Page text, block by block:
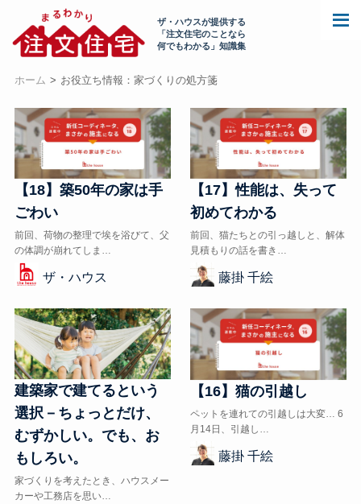
ザ・ハウスが提供する
「注文住宅のことなら
何でもわかる」知識集
ホーム お役立ち情報：家づくりの処方箋
【18】築50年の家は手
ごわい
前回、荷物の整理で埃を浴びて、父
の体調が崩れてしま…
ザ・ハウス
【17】性能は、失って
初めてわかる
前回、猫たちとの引っ越しと、解体
見積もりの話を書き…
藤掛 千絵
建築家で建てるという
選択－ちょっとだけ、
むずかしい。でも、お
もしろい。
家づくりを考えたとき、ハウスメー
カーや工務店を思い…
【16】猫の引越し
ペットを連れての引越しは大変… 6
月14日、引越し…
藤掛 千絵